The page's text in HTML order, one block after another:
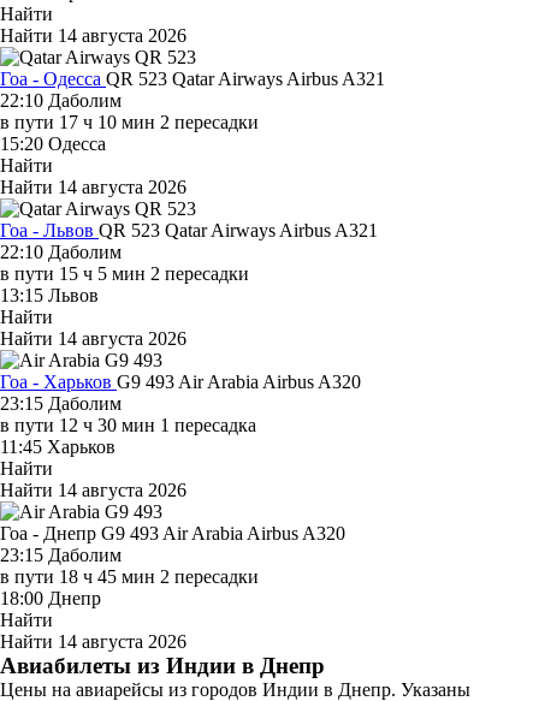
Найти
Найти 14 августа 2026
Гоа - Одесса QR 523 Qatar Airways Airbus A321
22:10 Даболим
в пути 17 ч 10 мин 2 пересадки
15:20 Одесса
Найти
Найти 14 августа 2026
Гоа - Львов QR 523 Qatar Airways Airbus A321
22:10 Даболим
в пути 15 ч 5 мин 2 пересадки
13:15 Львов
Найти
Найти 14 августа 2026
Гоа - Харьков G9 493 Air Arabia Airbus A320
23:15 Даболим
в пути 12 ч 30 мин 1 пересадка
11:45 Харьков
Найти
Найти 14 августа 2026
Гоа - Днепр G9 493 Air Arabia Airbus A320
23:15 Даболим
в пути 18 ч 45 мин 2 пересадки
18:00 Днепр
Найти
Найти 14 августа 2026
Авиабилеты из Индии в Днепр
Цены на авиарейсы из городов Индии в Днепр. Указаны